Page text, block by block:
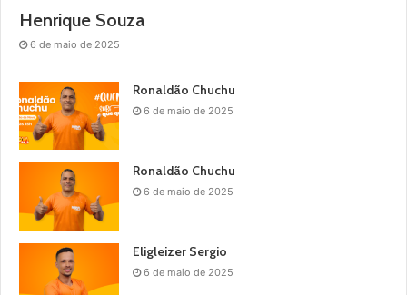
Henrique Souza
6 de maio de 2025
Ronaldão Chuchu
6 de maio de 2025
Ronaldão Chuchu
6 de maio de 2025
Eligleizer Sergio
6 de maio de 2025